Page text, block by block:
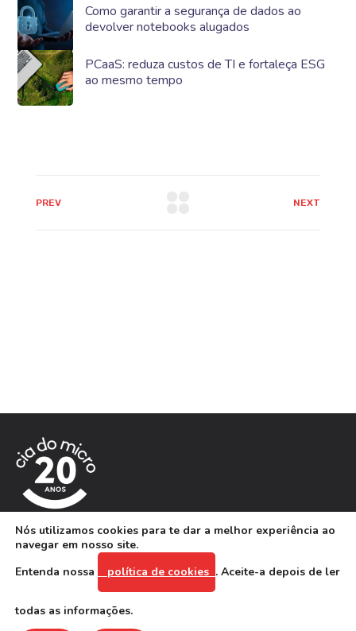
Como garantir a segurança de dados ao
devolver notebooks alugados
PCaaS: reduza custos de TI e fortaleça ESG
ao mesmo tempo
PREV NEXT
Locação de equipamentos de TI e gestão de ativos.
Nós utilizamos cookies para te dar a melhor experiência ao
navegar em nosso site.
Entenda nossa
política de cookies . Aceite-a depois de ler
todas as informações.